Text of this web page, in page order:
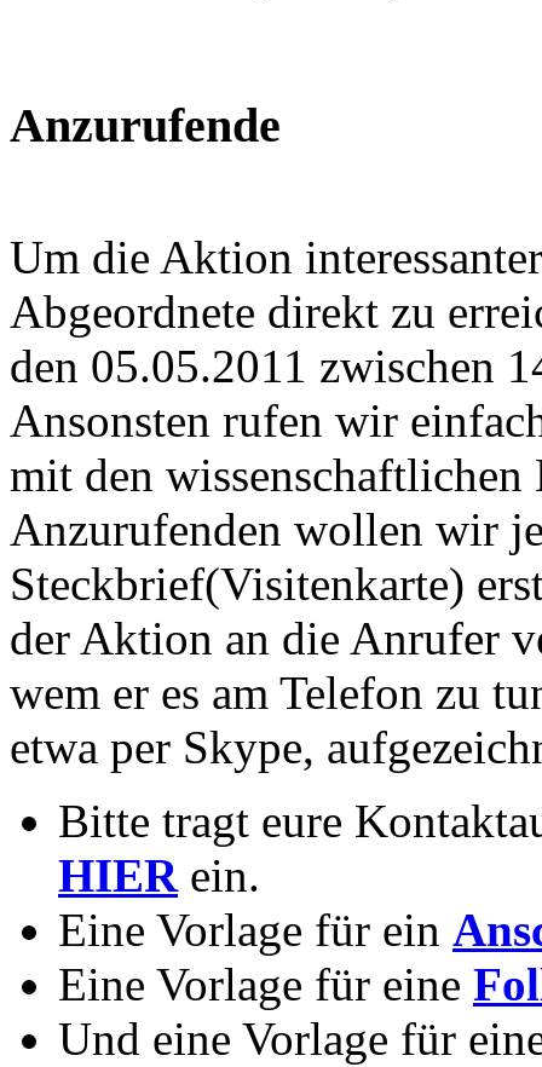
Anzurufende
Um die Aktion
Abgeordnete direkt zu
den 05.05.2011 zwischen
Ansonsten rufen wir
mit den
Anzurufenden wollen wir
Steckbrief(Visitenkarte)
der Aktion an die Anrufer
wem er es am Telefon zu
etwa per Skype,
Bitte tragt eure
HIERein.
Eine Vorlage für ein
Eine Vorlage für eine
Und eine Vorlage für